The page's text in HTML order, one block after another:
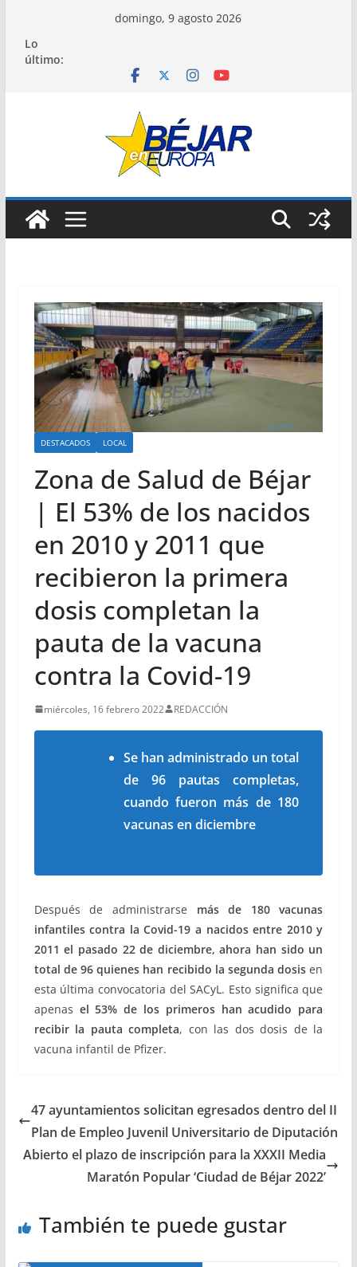
contenido
domingo, 9 agosto 2026
Lo
último:
DESTACADOS LOCAL
Zona de Salud de Béjar
| El 53% de los nacidos
en 2010 y 2011 que
recibieron la primera
dosis completan la
pauta de la vacuna
contra la Covid-19
miércoles, 16 febrero 2022 REDACCIÓN
Se han administrado un total
de 96 pautas completas,
cuando fueron más de 180
vacunas en diciembre
Después de administrarse más de 180 vacunas
infantiles contra la Covid-19 a nacidos entre 2010 y
2011 el pasado 22 de diciembre, ahora han sido un
total de 96 quienes han recibido la segunda dosisen
esta última convocatoria del SACyL. Esto significa que
apenas el 53% de los primeros han acudido para
recibir la pauta completa, con las dos dosis de la
vacuna infantil de Pfizer.
47 ayuntamientos solicitan egresados dentro del II
Plan de Empleo Juvenil Universitario de Diputación
Abierto el plazo de inscripción para la XXXII Media
Maratón Popular ‘Ciudad de Béjar 2022’
También te puede gustar